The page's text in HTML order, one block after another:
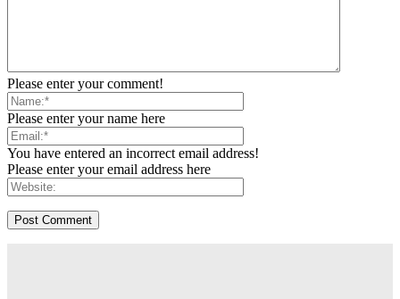
Please enter your comment!
Please enter your name here
You have entered an incorrect email address!
Please enter your email address here